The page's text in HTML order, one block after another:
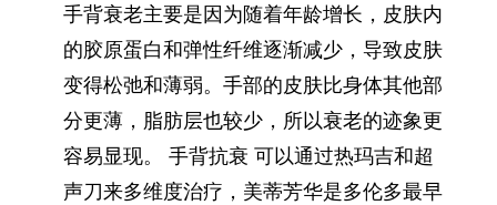
手背衰老主要是因为随着年龄增长，皮肤内
的胶原蛋白和弹性纤维逐渐减少，导致皮肤
变得松弛和薄弱。手部的皮肤比身体其他部
分更薄，脂肪层也较少，所以衰老的迹象更
容易显现。 手背抗衰 可以通过热玛吉和超
声刀来多维度治疗，美蒂芳华是多伦多最早